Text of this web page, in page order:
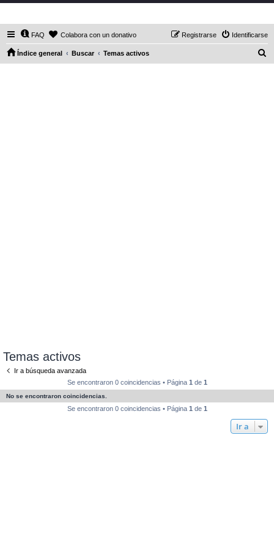
FAQ Colabora con un donativo Identificarse
Registrarse
Índice general Buscar Temas activos
Temas activos
Ir a búsqueda avanzada
Se encontraron 0 coincidencias • Página 1 de 1
No se encontraron coincidencias.
Se encontraron 0 coincidencias • Página 1 de 1
Ir a